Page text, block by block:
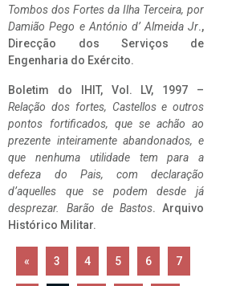
Tombos dos Fortes da Ilha Terceira, por
Damião Pego e António d’ Almeida Jr.,
Direcção dos Serviços de
Engenharia do Exército.
Boletim do IHIT, Vol. LV, 1997 –
Relação dos fortes, Castellos e outros
pontos fortificados, que se achão ao
prezente inteiramente abandonados, e
que nenhuma utilidade tem para a
defeza do Pais, com declaração
d’aquelles que se podem desde já
desprezar. Barão de Bastos. Arquivo
Histórico Militar.
« 3 4 5 6 7